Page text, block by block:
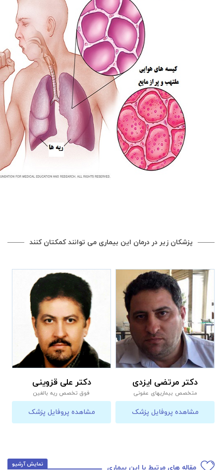
پزشکان زیر در درمان این بیماری می توانند کمکتان کنند
دکتر مرتضی ایزدی
متخصص بیماریهای عفونی
مشاهده پروفایل پزشک
دکتر علی قزوینی
فوق تخصص ریه بالغین
مشاهده پروفایل پزشک
مقاله های مرتبط با این بیماری نمایش آرشیو